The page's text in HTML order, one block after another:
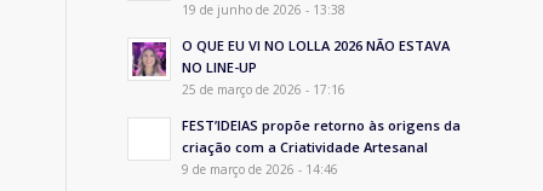
19 de junho de 2026 - 13:38
O QUE EU VI NO LOLLA 2026 NÃO ESTAVA
NO LINE-UP
25 de março de 2026 - 17:16
FEST’IDEIAS propõe retorno às origens da
criação com a Criatividade Artesanal
9 de março de 2026 - 14:46